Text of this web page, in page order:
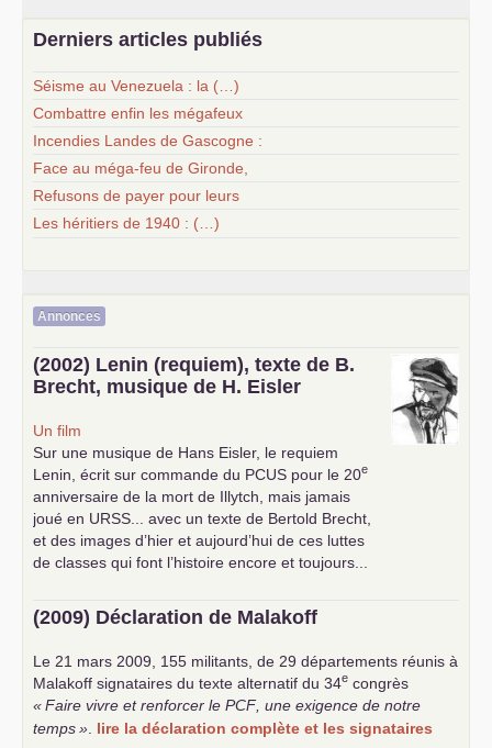
Derniers articles publiés
Séisme au Venezuela : la (…)
Combattre enfin les mégafeux
Incendies Landes de Gascogne :
Face au méga-feu de Gironde,
Refusons de payer pour leurs
Les héritiers de 1940 : (…)
Annonces
(2002) Lenin (requiem), texte de B.
Brecht, musique de H. Eisler
Un film
Sur une musique de Hans Eisler, le requiem
Lenin, écrit sur commande du PCUS pour le 20e
anniversaire de la mort de Illytch, mais jamais
joué en URSS ... avec un texte de Bertold Brecht,
et des images d’hier et aujourd’hui de ces luttes
de classes qui font l’histoire encore et toujours...
(2009) Déclaration de Malakoff
Le 21 mars 2009, 155 militants, de 29 départements réunis à
Malakoff signataires du texte alternatif du 34e congrès
«Faire vivre et renforcer le PCF , une exigence de notre
temps» lire la déclaration complète et les signataires